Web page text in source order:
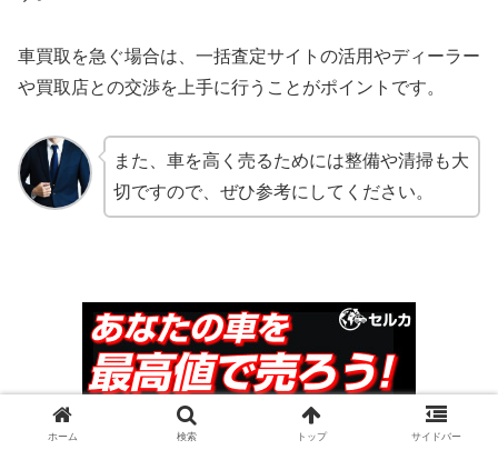
車買取を急ぐ場合は、一括査定サイトの活用やディーラー
や買取店との交渉を上手に行うことがポイントです。
また、車を高く売るためには整備や清掃も大
切ですので、ぜひ参考にしてください。
ホーム 検索 トップ サイドバー